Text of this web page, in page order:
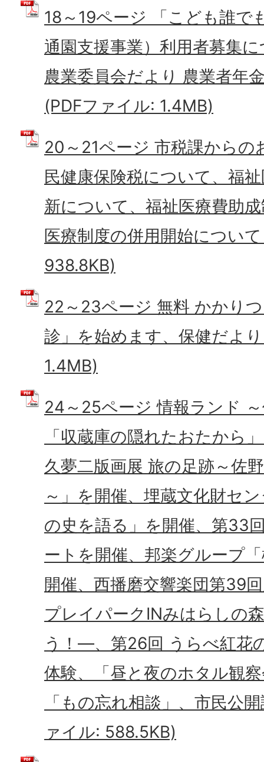
18～19ページ 「こども誰で
通園支援事業）利用者募集
農業委員会だより 農業者年
(PDFファイル: 1.4MB)
20～21ページ 市税課からの
民健康保険税について、福
新について、福祉医療費助
医療制度の併用開始につい
938.8KB)
22～23ページ 無料 かかり
診」を始めます、保健だよ
1.4MB)
24～25ページ 情報ランド
「収蔵庫の隠れたおたから
久夢二版画展 旅の足跡～佐
～」を開催、埋蔵文化財セ
の史を語る」を開催、第33
ートを開催、邦楽グループ
開催、西播磨交響楽団第39
プレイパークINみはらしの
う！―、第26回 うらべ紅花
体験、「昼と夜のホタル観
「もの忘れ相談」、市民公
ァイル: 588.5KB)